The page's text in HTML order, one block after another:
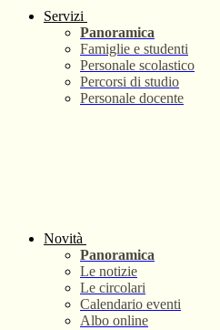
Servizi
Panoramica
Famiglie e studenti
Personale scolastico
Percorsi di studio
Personale docente
Novità
Panoramica
Le notizie
Le circolari
Calendario eventi
Albo online